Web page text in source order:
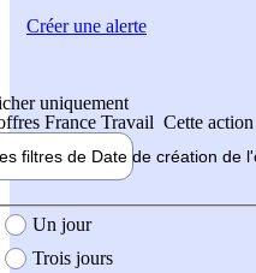
uniquement
France Travail Cette
filtres de Date de création de
création de l'offre
Un jour
Trois jours
Créer une alerte